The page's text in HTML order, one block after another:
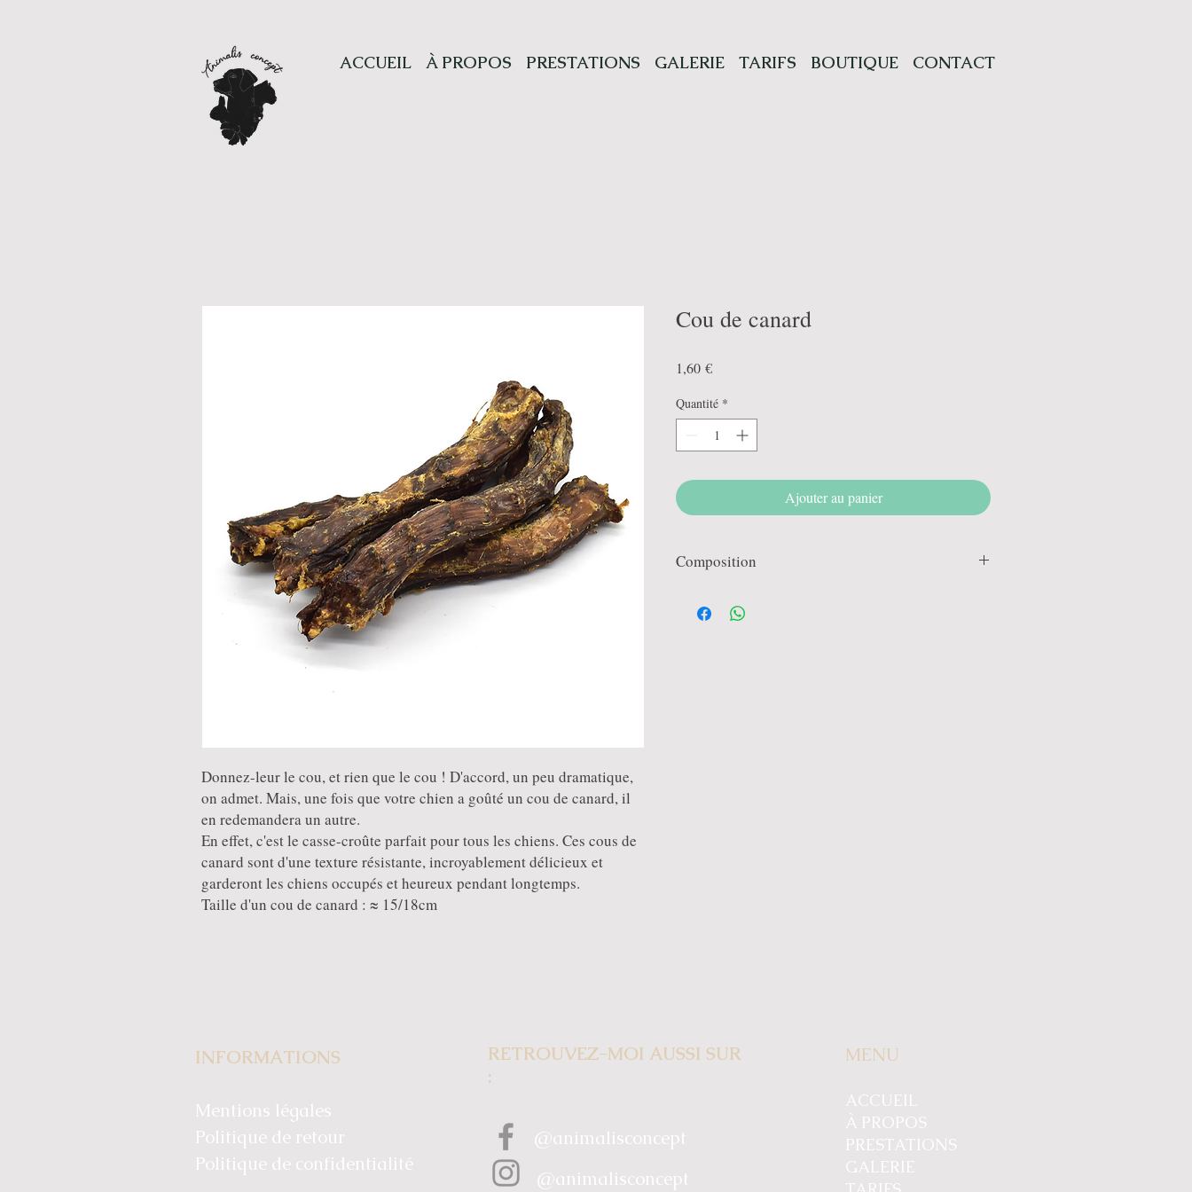
ACCUEIL À PROPOS PRESTATIONS GALERIE TARIFS BOUTIQUE CONTACT
Donnez-leur le cou, et rien que le cou ! D'accord, un peu dramatique,
on admet. Mais, une fois que votre chien a goûté un cou de canard, il
en redemandera un autre.
En effet, c'est le casse-croûte parfait pour tous les chiens. Ces cous de
canard sont d'une texture résistante, incroyablement délicieux et
garderont les chiens occupés et heureux pendant longtemps.
Taille d'un cou de canard : ≈ 15/18cm
Cou de canard
1,60 €Prix
Quantité *
Ajouter au panier
Composition
INFORMATIONS
Mentions légales
Politique de retour
Politique de confidentialité
RETROUVEZ-MOI AUSSI SUR
:
@animalisconcept
@animalisconcept
MENU
ACCUEIL
À PROPOS
PRESTATIONS
GALERIE